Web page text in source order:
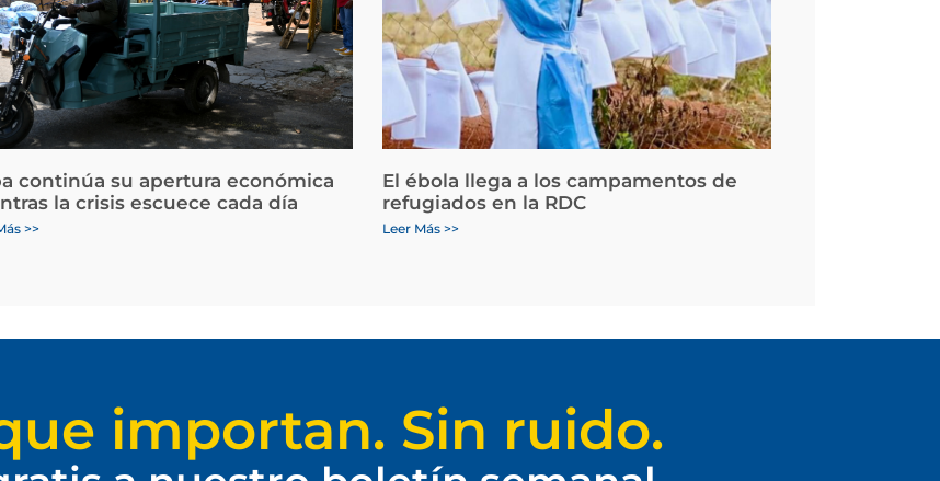
continúa su apertura económica
la crisis escuece cada día
>>
El ébola llega a los campamentos de
refugiados en la RDC
Leer Más >>
importan. Sin ruido.